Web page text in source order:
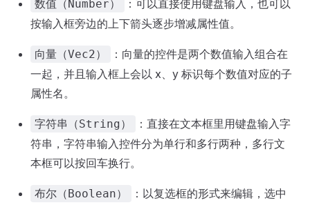
数值（Number）
：可以直接使用键盘输入，也可以
按输入框旁边的上下箭头逐步增减属性值。
向量（Vec2）
：向量的控件是两个数值输入组合在
一起，并且输入框上会以 x、y 标识每个数值对应的子
属性名。
字符串（String）
：直接在文本框里用键盘输入字
符串，字符串输入控件分为单行和多行两种，多行文
本框可以按回车换行。
布尔（Boolean）
：以复选框的形式来编辑，选中